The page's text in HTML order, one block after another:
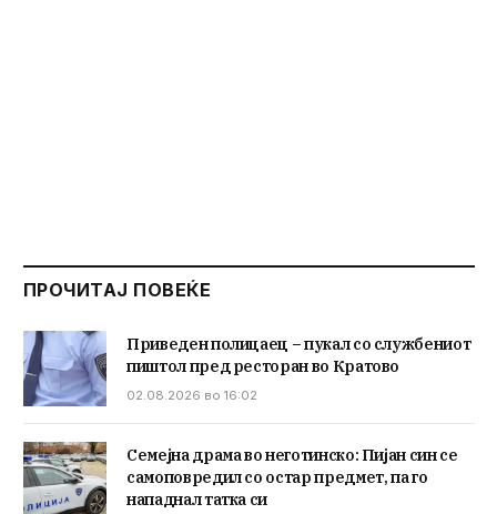
ПРОЧИТАЈ ПОВЕЌЕ
Приведен полицаец – пукал со службениот
пиштол пред ресторан во Кратово
02.08.2026 во 16:02
Семејна драма во неготинско: Пијан син се
самоповредил со остар предмет, па го
нападнал татка си